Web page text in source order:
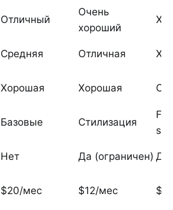
Отличный
Очень
хороший
Средняя Отличная
Хорошая Хорошая
Базовые Стилизация
Нет Да (ограничен) Да
$20/мес $12/мес